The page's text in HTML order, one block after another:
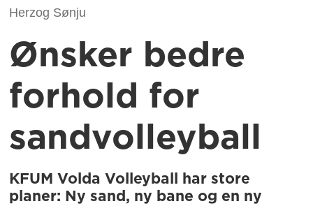
Herzog Sønju
Ønsker bedre
forhold for
sandvolleyball
KFUM Volda Volleyball har store
planer: Ny sand, ny bane og en ny